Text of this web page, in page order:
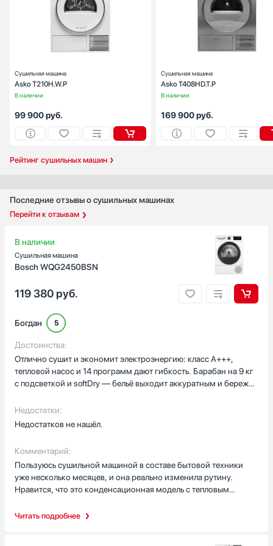
Рейтинг сушильных машин
В наличии
Сушильная машина
Asko T210H.W.P
тепловой
Загрузка белья (кг):
99 900руб.
В наличии
Сушильная машина
Asko T408HD.T.P
169 900руб.
Последние отзывы о сушильных машинах
Перейти к отзывам
В наличии
Сушильная машина
Bosch WQG2450BSN
119 380 руб.
Читать подробнее
Богдан 5
Достоинства:
Отлично сушит и экономит электроэнергию: класс A+++,
тепловой насос и 14 программ дают гибкость. Барабан на 9 кг
с подсветкой и softDry — бельё выходит аккуратным и бережно
Недостатки:
Недостатков не нашёл.
Комментарий:
Пользуюсь сушильной машиной в составе бытовой техники
уже несколько месяцев, и она реально изменила рутину.
Нравится, что это конденсационная модель с тепловым
перегреваются. На практике это значит: спортивная форма